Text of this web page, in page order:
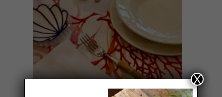
AÑADIR AL CARRITO
X